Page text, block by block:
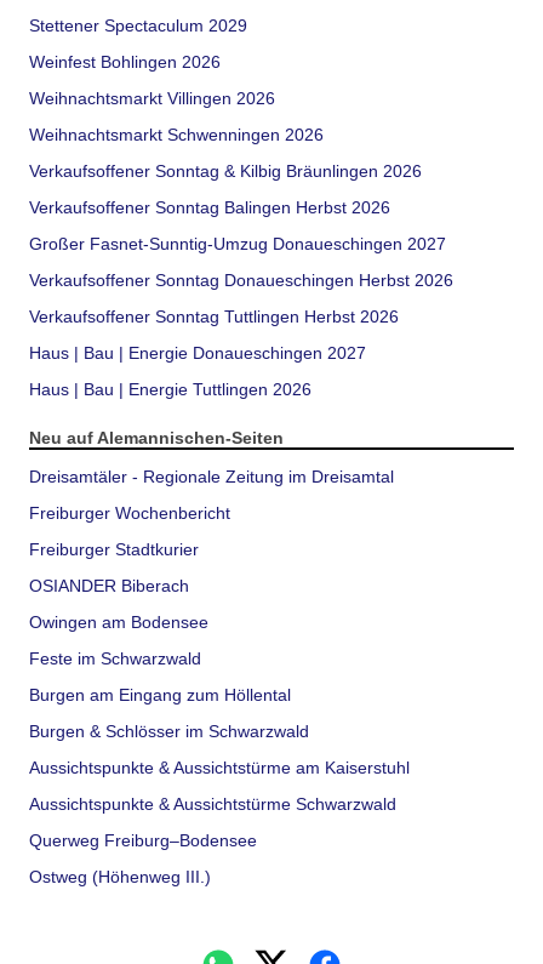
Stettener Spectaculum 2029
Weinfest Bohlingen 2026
Weihnachtsmarkt Villingen 2026
Weihnachtsmarkt Schwenningen 2026
Verkaufsoffener Sonntag & Kilbig Bräunlingen 2026
Verkaufsoffener Sonntag Balingen Herbst 2026
Großer Fasnet-Sunntig-Umzug Donaueschingen 2027
Verkaufsoffener Sonntag Donaueschingen Herbst 2026
Verkaufsoffener Sonntag Tuttlingen Herbst 2026
Haus | Bau | Energie Donaueschingen 2027
Haus | Bau | Energie Tuttlingen 2026
Neu auf Alemannischen-Seiten
Dreisamtäler - Regionale Zeitung im Dreisamtal
Freiburger Wochenbericht
Freiburger Stadtkurier
OSIANDER Biberach
Owingen am Bodensee
Feste im Schwarzwald
Burgen am Eingang zum Höllental
Burgen & Schlösser im Schwarzwald
Aussichtspunkte & Aussichtstürme am Kaiserstuhl
Aussichtspunkte & Aussichtstürme Schwarzwald
Querweg Freiburg–Bodensee
Ostweg (Höhenweg III.)